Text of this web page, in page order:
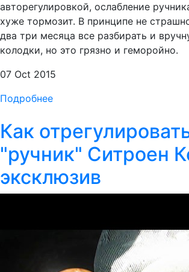
авторегулировкой, ослабление
хуже тормозит. В принципе не
два три месяца все разбирать и
колодки, но это грязно и геморойно.
07 Oct 2015
Подробнее
Как
"ручник" Ситроен
эксклюзив